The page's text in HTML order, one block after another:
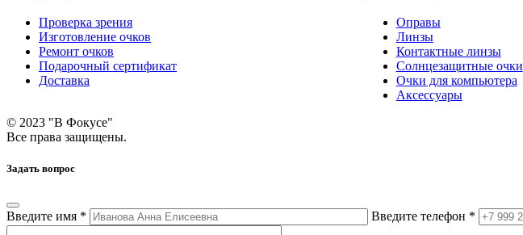
Проверка зрения
Изготовление очков
Ремонт очков
Подарочный сертификат
Доставка
Оправы
Линзы
Контактные линзы
Солнцезащитные очки
Очки для компьютера
Аксессуары
© 2023 "В Фокусе"
Все права защищены.
Задать вопрос
Введите имя * Введите телефон *